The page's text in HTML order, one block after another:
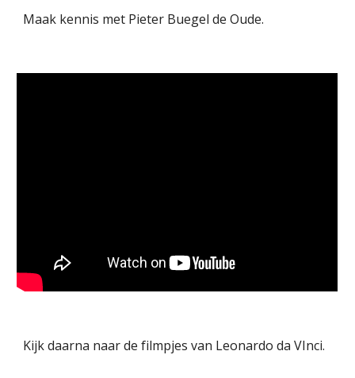
Maak kennis met Pieter Buegel de Oude.
Kijk daarna naar de filmpjes van Leonardo da VInci.